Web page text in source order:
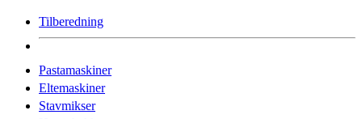
Tilberedning
Pastamaskiner
Eltemaskiner
Stavmikser